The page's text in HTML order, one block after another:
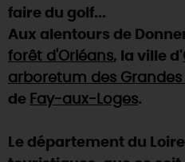
Programme des
faire du golf...
Aux alentours de
forêt d'Orléans, la ville d'
arboretum des Grandes
de Fay-aux-Loges.
Le département du